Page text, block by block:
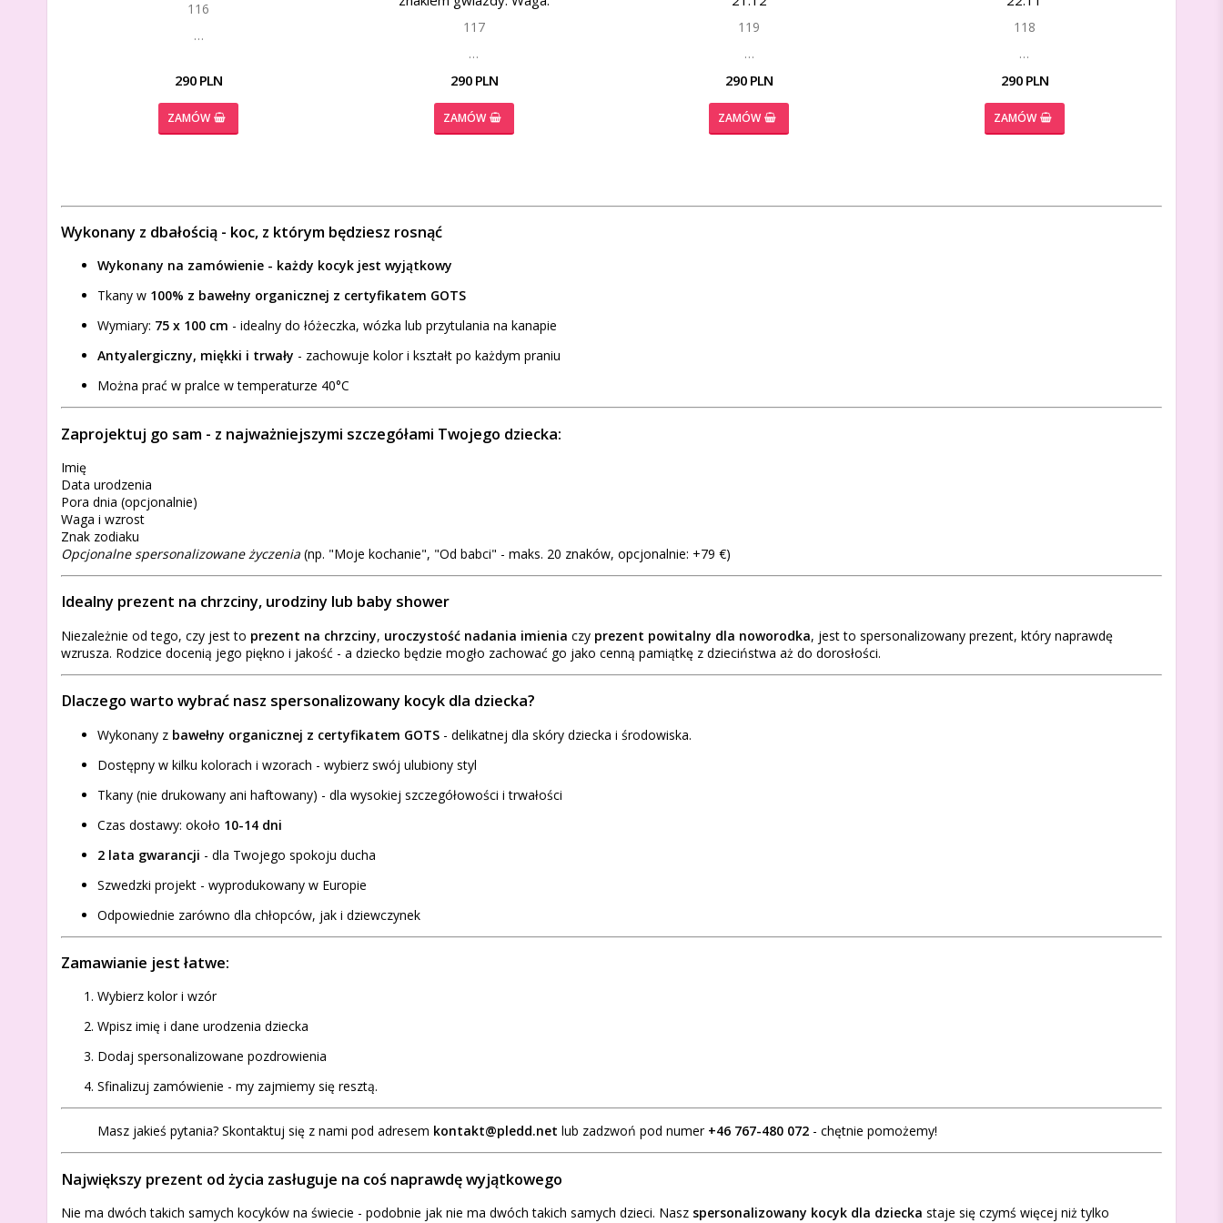
116
…
290 PLN
ZAMÓW
117
…
290 PLN
ZAMÓW
119
…
290 PLN
ZAMÓW
118
…
290 PLN
ZAMÓW
Wykonany z dbałością - koc, z którym będziesz rosnąć
Wykonany na zamówienie - każdy kocyk jest wyjątkowy
Tkany w 100% z bawełny organicznej z certyfikatem GOTS
Wymiary: 75 x 100 cm - idealny do łóżeczka, wózka lub przytulania na kanapie
Antyalergiczny, miękki i trwały - zachowuje kolor i kształt po każdym praniu
Można prać w pralce w temperaturze 40°C
Zaprojektuj go sam - z najważniejszymi szczegółami Twojego dziecka:
Imię
Data urodzenia
Pora dnia (opcjonalnie)
Waga i wzrost
Znak zodiaku
Opcjonalne spersonalizowane życzenia (np. "Moje kochanie", "Od babci" - maks. 20 znaków, opcjonalnie: +79 €)
Idealny prezent na chrzciny, urodziny lub baby shower
Niezależnie od tego, czy jest to prezent na chrzciny, uroczystość nadania imienia czy prezent powitalny dla noworodka, jest to spersonalizowany prezent, który naprawdę
wzrusza. Rodzice docenią jego piękno i jakość - a dziecko będzie mogło zachować go jako cenną pamiątkę z dzieciństwa aż do dorosłości.
Dlaczego warto wybrać nasz spersonalizowany kocyk dla dziecka?
Wykonany z bawełny organicznej z certyfikatem GOTS - delikatnej dla skóry dziecka i środowiska.
Dostępny w kilku kolorach i wzorach - wybierz swój ulubiony styl
Tkany (nie drukowany ani haftowany) - dla wysokiej szczegółowości i trwałości
Czas dostawy: około 10-14 dni
2 lata gwarancji - dla Twojego spokoju ducha
Szwedzki projekt - wyprodukowany w Europie
Odpowiednie zarówno dla chłopców, jak i dziewczynek
Zamawianie jest łatwe:
Wybierz kolor i wzór
Wpisz imię i dane urodzenia dziecka
Dodaj spersonalizowane pozdrowienia
Sfinalizuj zamówienie - my zajmiemy się resztą.
Masz jakieś pytania? Skontaktuj się z nami pod adresem kontakt@pledd.net lub zadzwoń pod numer +46 767-480 072 - chętnie pomożemy!
Największy prezent od życia zasługuje na coś naprawdę wyjątkowego
Nie ma dwóch takich samych kocyków na świecie - podobnie jak nie ma dwóch takich samych dzieci. Nasz spersonalizowany kocyk dla dziecka staje się czymś więcej niż tylko